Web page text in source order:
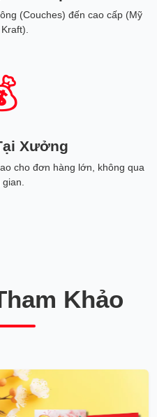
(Couches) đến cao cấp (Mỹ
Xưởng
cho đơn hàng lớn, không qua
Khảo